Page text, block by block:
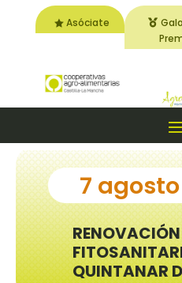
Asóciate
7
RENOVACIÓN
QUINTANAR